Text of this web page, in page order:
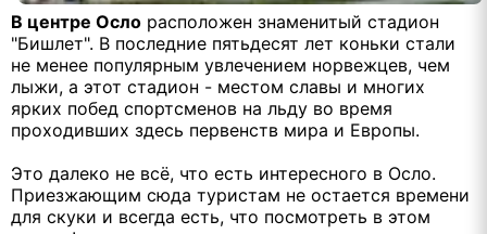
В центре Осло расположен знаменитый стадион
"Бишлет". В последние пятьдесят лет коньки стали
не менее популярным увлечением норвежцев, чем
лыжи, а этот стадион - местом славы и многих
ярких побед спортсменов на льду во время
проходивших здесь первенств мира и Европы.
Это далеко не всё, что есть интересного в Осло.
Приезжающим сюда туристам не остается времени
для скуки и всегда есть, что посмотреть в этом